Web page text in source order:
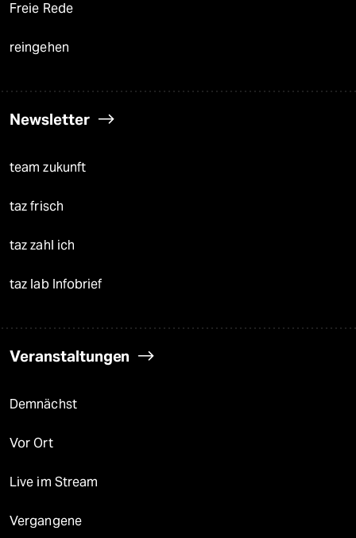
Freie Rede
reingehen
Newsletter
team zukunft
taz frisch
taz zahl ich
taz lab Infobrief
Veranstaltungen
Demnächst
Vor Ort
Live im Stream
Vergangene